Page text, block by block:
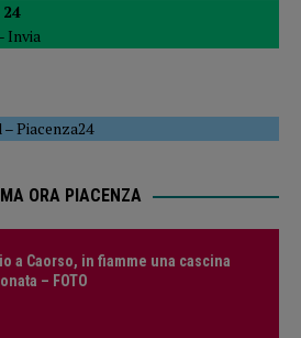
Invia
–Piacenza24
ORA PIACENZA
a Caorso, in fiamme una cascina
– FOTO